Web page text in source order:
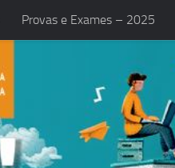
Provas e Exames – 2025
Autoavaliação do AEZUFF